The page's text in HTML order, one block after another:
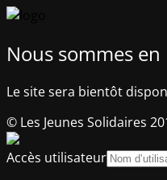
Nous sommes
Le site sera bientôt
© Les Jeunes Solidaires
Accès utilisateur